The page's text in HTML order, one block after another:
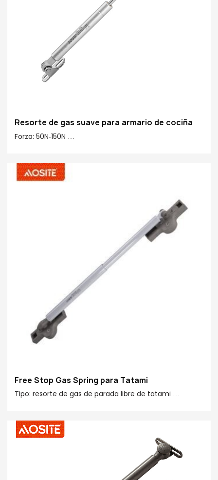
Resorte de gas suave para armario de cociña
Forza: 50N-150N
Carreira: 90 mm
Material principal 20#: 20# Tubo de acabado, cobre,
Acabado de tubos: galvanoplastia & pintura en aerosol
Funcións opcionais: Estándar arriba/abaixo
suave/parada libre/dobre paso hidráulico
Free Stop Gas Spring para Tatami
Tipo: resorte de gas de parada libre de tatami
Centro a centro: 358 mm
Carreira: 149 mm
Acabado do tubo: superficie de pintura sanitaria
Material principal: tubo de acabado 20#